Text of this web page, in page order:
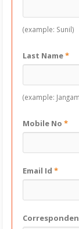
(example: Sunil)
Last Name*
(example:
Mobile No *
Email Id *